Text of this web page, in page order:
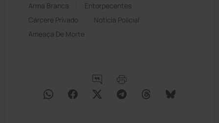
Arma Branca
Entorpecentes
Cárcere Privado
Notícia Policial
Ameaça De Morte